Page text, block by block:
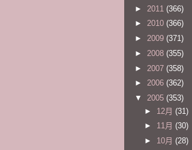
► 2011 (366)
► 2010 (366)
► 2009 (371)
► 2008 (355)
► 2007 (358)
► 2006 (362)
▼ 2005 (353)
► 12月 (31)
► 11月 (30)
► 10月 (28)